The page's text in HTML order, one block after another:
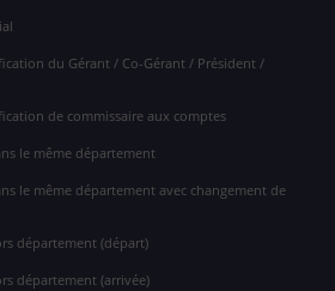
du Gérant / Co-Gérant / Président /
de commissaire aux comptes
le même département
le même département avec changement de
département (départ)
département (arrivée)